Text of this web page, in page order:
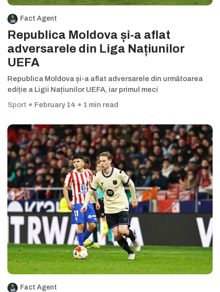
Fact Agent
Republica Moldova și-a aflat
adversarele din Liga Națiunilor
UEFA
Republica Moldova și-a aflat adversarele din următoarea
ediție a Ligii Națiunilor UEFA, iar primul meci
Sport
February 14 1 min read
Fact Agent